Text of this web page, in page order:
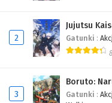
2
Jujutsu
Gatunki :
3
Boruto:
Gatunki :